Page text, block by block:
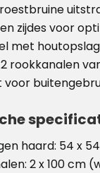
zijdes voor
met
rookkanalen
voor
haard: 54 x
2 x 100 cm